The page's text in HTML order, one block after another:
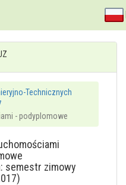
Technicznych
- podyplomowe
semestr zimowy